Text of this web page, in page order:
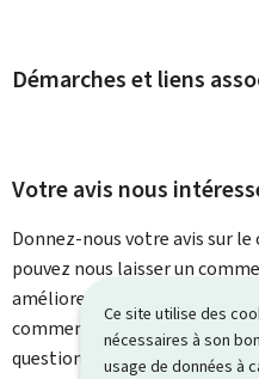
Ce site utilise des
nécessaires à son
usage de données à
Démarches et liens
Votre avis nous
Donnez-nous votre avis sur
pouvez nous laisser un
améliorer. Vous ne recevrez
commentaire. Utilisez le
question particulière.